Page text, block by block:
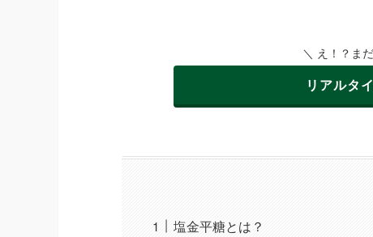
＼ え！？ま
リアルタ
塩金平糖とは？